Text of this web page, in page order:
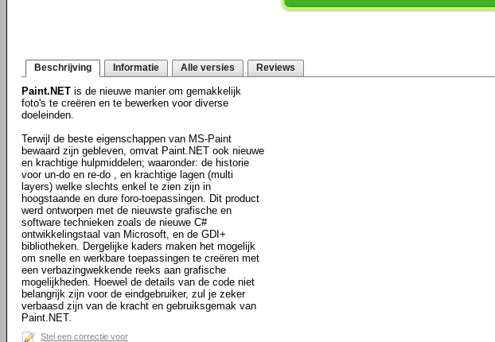
Beschrijving Informatie Alle versies Reviews
Paint.NET is de nieuwe manier om gemakkelijk
foto's te creëren en te bewerken voor diverse
doeleinden.
Terwijl de beste eigenschappen van MS-Paint
bewaard zijn gebleven, omvat Paint.NET ook nieuwe
en krachtige hulpmiddelen; waaronder: de historie
voor un-do en re-do , en krachtige lagen (multi
layers) welke slechts enkel te zien zijn in
hoogstaande en dure foro-toepassingen. Dit product
werd ontworpen met de nieuwste grafische en
software technieken zoals de nieuwe C#
ontwikkelingstaal van Microsoft, en de GDI+
bibliotheken. Dergelijke kaders maken het mogelijk
om snelle en werkbare toepassingen te creëren met
een verbazingwekkende reeks aan grafische
mogelijkheden. Hoewel de details van de code niet
belangrijk zijn voor de eindgebruiker, zul je zeker
verbaasd zijn van de kracht en gebruiksgemak van
Paint.NET.
Stel een correctie voor